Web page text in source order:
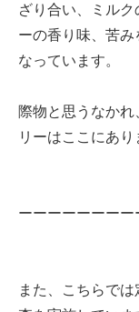
ざり合い、ミル
ーの香り味、苦
なっています。
際物と思うなか
リーはここにあり
ーーーーーーーー
また、こちらで